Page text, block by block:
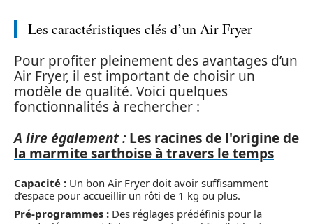
Les caractéristiques clés d’un Air Fryer
Pour profiter pleinement des avantages d’un
Air Fryer, il est important de choisir un
modèle de qualité. Voici quelques
fonctionnalités à rechercher :
A lire également : Les racines de l'origine de
la marmite sarthoise à travers le temps
Capacité : Un bon Air Fryer doit avoir suffisamment
d’espace pour accueillir un rôti de 1 kg ou plus.
Pré-programmes : Des réglages prédéfinis pour la